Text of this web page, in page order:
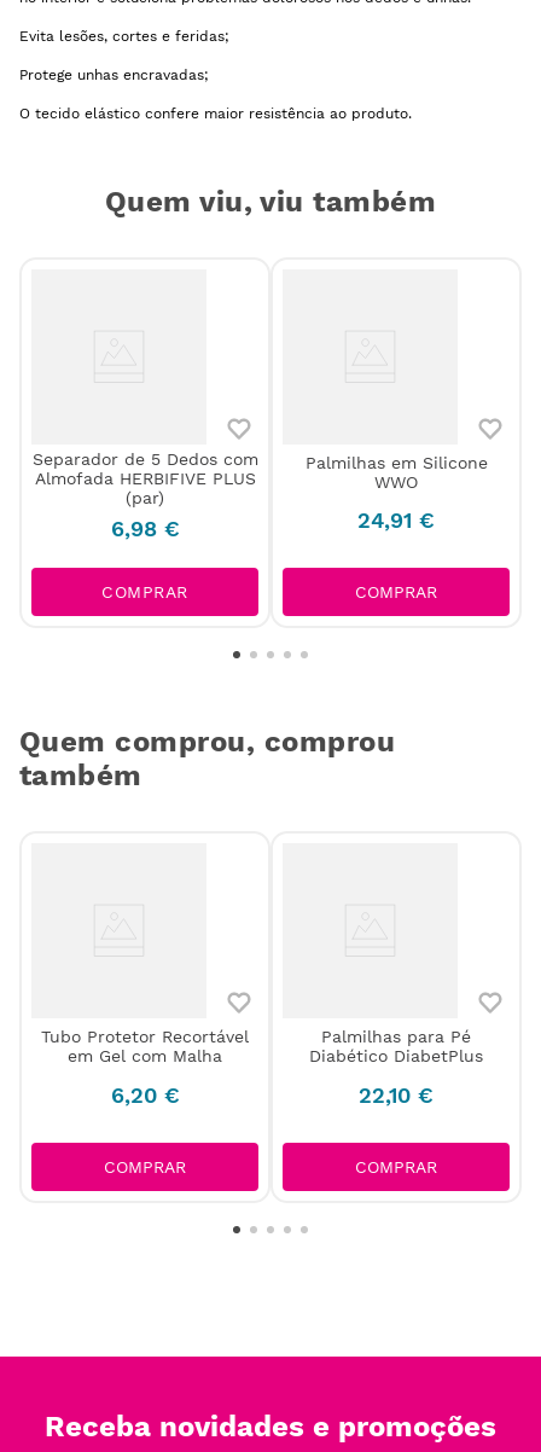
Evita lesões, cortes e feridas;
Protege unhas encravadas;
O tecido elástico confere maior resistência ao produto.
Quem viu, viu também
Separador de 5 Dedos com
Almofada HERBIFIVE PLUS
(par)
6,98 €
COMPRAR
Palmilhas em Silicone
WWO
24,91 €
COMPRAR
Quem comprou, comprou
também
Tubo Protetor Recortável
em Gel com Malha
6,20 €
COMPRAR
Palmilhas para Pé
Diabético DiabetPlus
22,10 €
COMPRAR
Receba novidades e promoções